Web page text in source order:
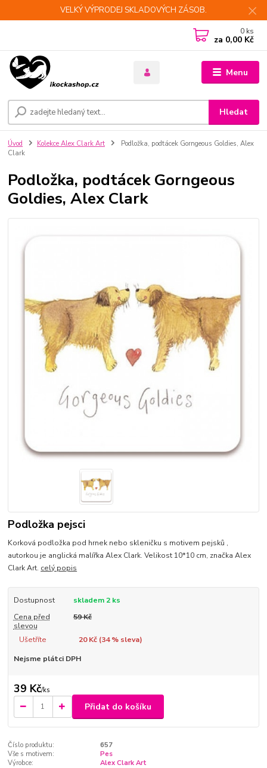
VELKÝ VÝPRODEJ SKLADOVÝCH ZÁSOB.
Menu
Hledat
0 ks
za 0,00 Kč
Úvod Kolekce Alex Clark Art
Podložka, podtácek Gorngeous Goldies, Alex
Clark
Podložka, podtácek Gorngeous
Goldies, Alex Clark
Podložka pejsci
Korková podložka pod hrnek nebo skleničku s motivem pejsků ,
autorkou je anglická malířka Alex Clark. Velikost 10*10 cm, značka Alex
Clark Art. celý popis
Dostupnost
skladem 2 ks
Cena před
slevou
59 Kč
Ušetříte 20 Kč (34% sleva)
Nejsme plátci DPH
39 Kč/ks
Přidat do košíku
Číslo produktu:
657
Vše s motivem:
Pes
Výrobce:
Alex Clark Art